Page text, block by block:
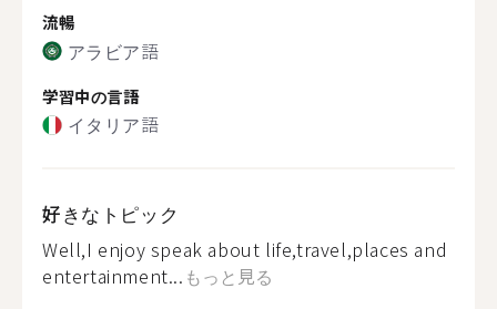
流暢
アラビア語
学習中の言語
イタリア語
好きなトピック
Well,I enjoy speak about life,travel,places and
entertainment... もっと見る